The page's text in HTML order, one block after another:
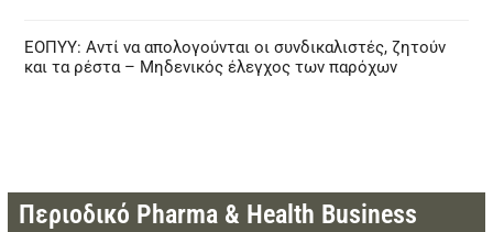
ΕΟΠΥΥ: Αντί να απολογούνται οι συνδικαλιστές, ζητούν
και τα ρέστα – Μηδενικός έλεγχος των παρόχων
Περιοδικό Pharma & Health Business